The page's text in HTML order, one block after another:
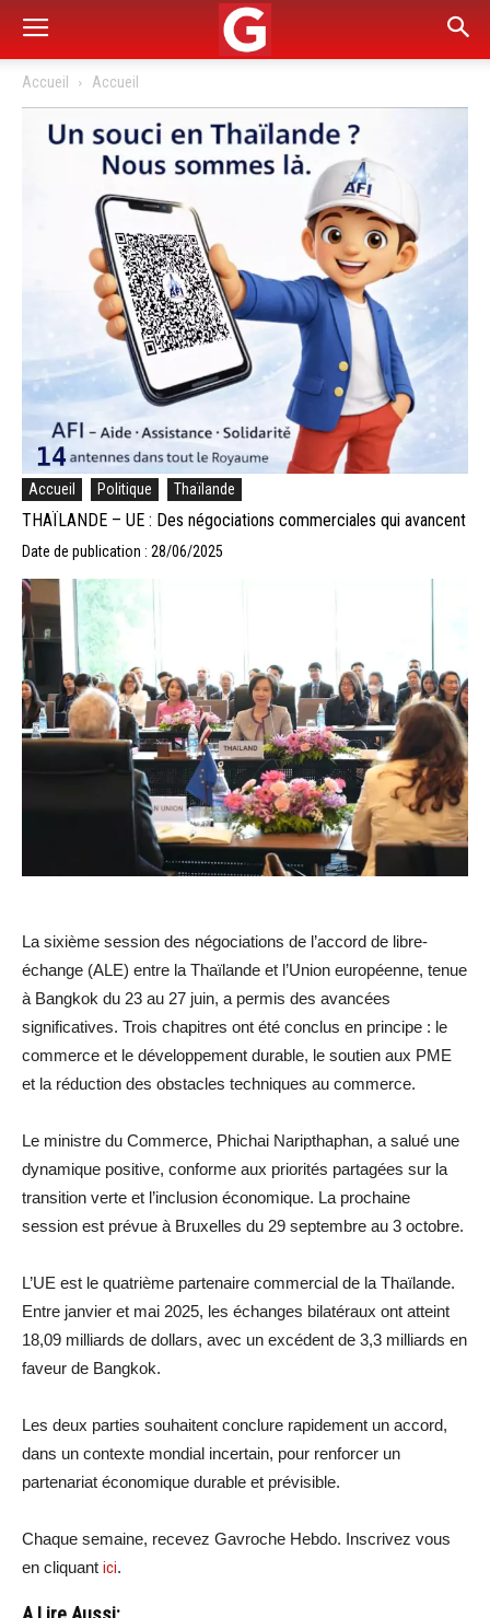
Accueil Accueil
Accueil Politique Thaïlande
THAÏLANDE – UE : Des négociations commerciales qui avancent
Date de publication : 28/06/2025
La sixième session des négociations de l’accord de libre-
échange (ALE) entre la Thaïlande et l’Union européenne, tenue
à Bangkok du 23 au 27 juin, a permis des avancées
significatives. Trois chapitres ont été conclus en principe : le
commerce et le développement durable, le soutien aux PME
et la réduction des obstacles techniques au commerce.
Le ministre du Commerce, Phichai Naripthaphan, a salué une
dynamique positive, conforme aux priorités partagées sur la
transition verte et l’inclusion économique. La prochaine
session est prévue à Bruxelles du 29 septembre au 3 octobre.
L’UE est le quatrième partenaire commercial de la Thaïlande.
Entre janvier et mai 2025, les échanges bilatéraux ont atteint
18,09 milliards de dollars, avec un excédent de 3,3 milliards en
faveur de Bangkok.
Les deux parties souhaitent conclure rapidement un accord,
dans un contexte mondial incertain, pour renforcer un
partenariat économique durable et prévisible.
Chaque semaine, recevez Gavroche Hebdo. Inscrivez vous
en cliquant ici.